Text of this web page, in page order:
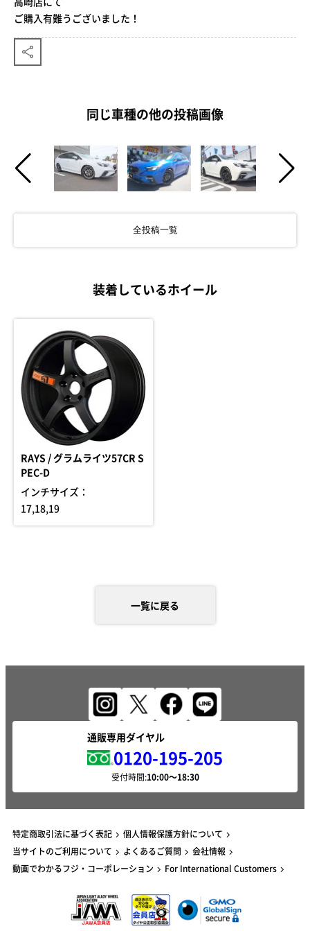
ご購入有難うございました！
同じ車種の他の投稿画像
全投稿一覧
装着しているホイール
RAYS / グラムライツ57CR S
PEC-D
インチサイズ：
17,18,19
一覧に戻る
通販専用ダイヤル
0120-195-205
受付時間:
特定商取引法に基づく表記
個人情報保護方針について
当サイトのご利用について
よくあるご質問
会社情報
動画でわかるフジ・コーポレーション
For International Customers